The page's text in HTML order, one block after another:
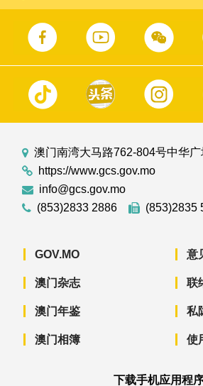
澳门南湾大马路762-804号中华广
https://www.gcs.gov.mo
info@gcs.gov.mo
(853)2833 2886
(853)2835
GOV.MO
澳门杂志
澳门年鉴
澳门相簿
意
联
私
使
下载手机应用程